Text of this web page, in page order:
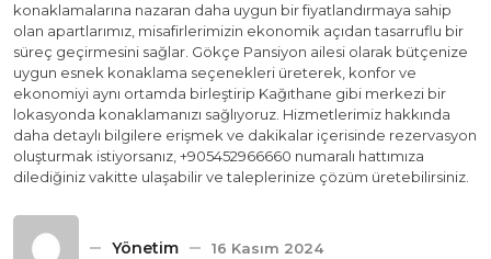
konaklamalarına nazaran daha uygun bir fiyatlandırmaya sahip
olan apartlarımız, misafirlerimizin ekonomik açıdan tasarruflu bir
süreç geçirmesini sağlar. Gökçe Pansiyon ailesi olarak bütçenize
uygun esnek konaklama seçenekleri üreterek, konfor ve
ekonomiyi aynı ortamda birleştirip Kağıthane gibi merkezi bir
lokasyonda konaklamanızı sağlıyoruz. Hizmetlerimiz hakkında
daha detaylı bilgilere erişmek ve dakikalar içerisinde rezervasyon
oluşturmak istiyorsanız, +905452966660 numaralı hattımıza
dilediğiniz vakitte ulaşabilir ve taleplerinize çözüm üretebilirsiniz.
Yönetim 16 Kasım 2024